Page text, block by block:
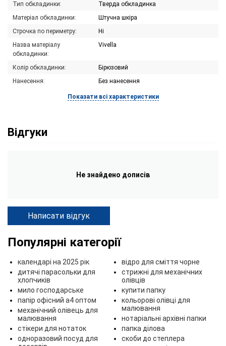
Тип обкладинки:
Тверда обкладинка
Матеріал обкладинки:
Штучна шкіра
Строчка по периметру:
Ні
Назва матеріалу
обкладинки:
Vivella
Колір обкладинки:
Бірюзовий
Нанесення:
Без нанесення
Показати всі характеристики
Відгуки
Не знайдено дописів
Написати відгук
Популярні категорії
календарі на 2025 рік
дитячі парасольки для
хлопчиків
мило господарське
папір офісний а4 оптом
механічний олівець для
малювання
стікери для нотаток
одноразовий посуд для
відро для сміття чорне
стрижні для механічних
олівців
купити папку
кольорові олівці для
малювання
нотаріальні архівні папки
папка ділова
скоби до степлера